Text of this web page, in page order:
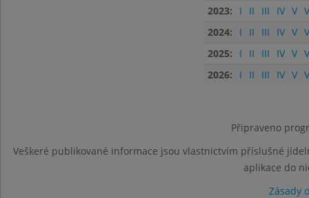
2023:
I II III IV V
2024:
I II III IV V
2025:
I II III IV V
2026:
I II III IV V
Připraveno
Veškeré publikované informace jsou vlastnictvím příslušné
aplikace do
Zásady